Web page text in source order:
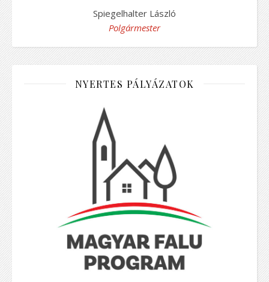
Spiegelhalter László
Polgármester
NYERTES PÁLYÁZATOK